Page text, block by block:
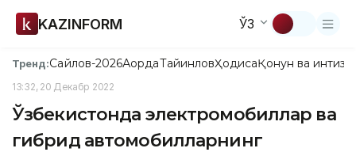
KAZINFORM ЎЗ
Тренд:Сайлов-2026АқордаТайинловҲодисаҚонун ва
13:32, 20 Декабр 2022
Ўзбекистонда электромобиллар ва
гибрид автомобилларнинг